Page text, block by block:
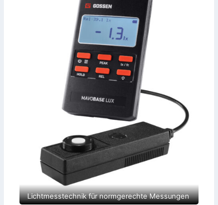
Lichtmesstechnik für normgerechte Messungen